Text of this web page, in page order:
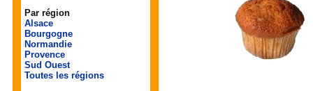
Par région
Alsace
Bourgogne
Normandie
Provence
Sud Ouest
Toutes les régions